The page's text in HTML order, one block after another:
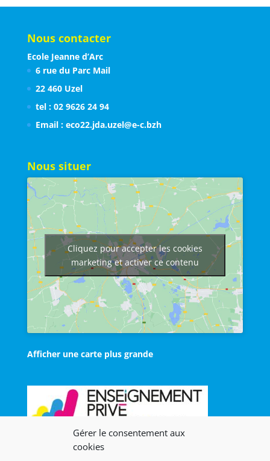
Gérer le consentement aux
cookies
Nous contacter
Ecole Jeanne d’Arc
6 rue du Parc Mail
22 460 Uzel
tel : 02 9626 24 94
Email : eco22.jda.uzel@e-c.bzh
Nous situer
Cliquez pour accepter les cookies
marketing et activer ce contenu
Afficher une carte plus grande